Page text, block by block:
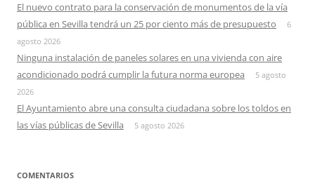
El nuevo contrato para la conservación de monumentos de la vía
pública en Sevilla tendrá un 25 por ciento más de presupuesto
6
agosto 2026
Ninguna instalación de paneles solares en una vivienda con aire
acondicionado podrá cumplir la futura norma europea
5 agosto
2026
El Ayuntamiento abre una consulta ciudadana sobre los toldos en
las vías públicas de Sevilla
5 agosto 2026
COMENTARIOS